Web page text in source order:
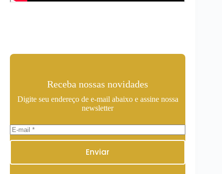
Receba nossas novidades
Digite seu endereço de e-mail abaixo e assine nossa
newsletter
Enviar